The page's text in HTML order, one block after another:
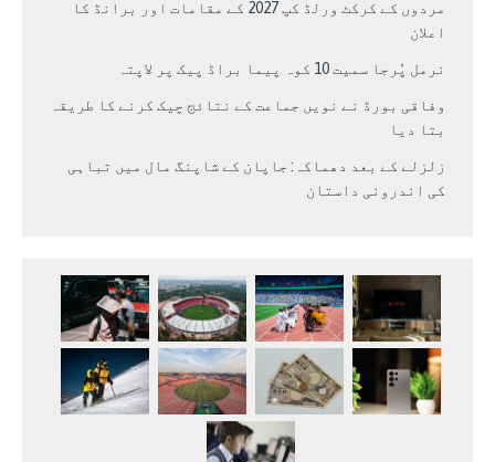
مردوں کے کرکٹ ورلڈ کپ 2027 کے مقامات اور برانڈ کا
اعلان
نرمل پُرجا سمیت 10 کوہ پیما براڈ پیک پر لاپتہ
وفاقی بورڈ نے نویں جماعت کے نتائج چیک کرنے کا طریقہ
بتا دیا
زلزلے کے بعد دھماکہ: جاپان کے شاپنگ مال میں تباہی
کی اندرونی داستان